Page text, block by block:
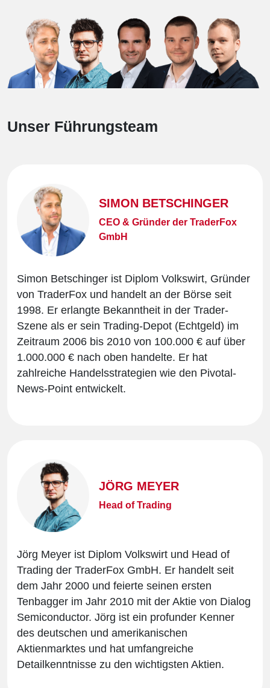
Unser Führungsteam
SIMON BETSCHINGER
CEO & Gründer der TraderFox
GmbH
Simon Betschinger ist Diplom Volkswirt, Gründer
von TraderFox und handelt an der Börse seit
1998. Er erlangte Bekanntheit in der Trader-
Szene als er sein Trading-Depot (Echtgeld) im
Zeitraum 2006 bis 2010 von 100.000 € auf über
1.000.000 € nach oben handelte. Er hat
zahlreiche Handelsstrategien wie den Pivotal-
News-Point entwickelt.
JÖRG MEYER
Head of Trading
Jörg Meyer ist Diplom Volkswirt und Head of
Trading der TraderFox GmbH. Er handelt seit
dem Jahr 2000 und feierte seinen ersten
Tenbagger im Jahr 2010 mit der Aktie von Dialog
Semiconductor. Jörg ist ein profunder Kenner
des deutschen und amerikanischen
Aktienmarktes und hat umfangreiche
Detailkenntnisse zu den wichtigsten Aktien.